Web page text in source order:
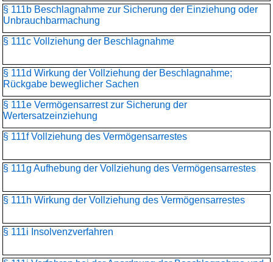
§ 111b Beschlagnahme zur Sicherung der Einziehung oder
Unbrauchbarmachung
§ 111c Vollziehung der Beschlagnahme
§ 111d Wirkung der Vollziehung der Beschlagnahme;
Rückgabe beweglicher Sachen
§ 111e Vermögensarrest zur Sicherung der
Wertersatzeinziehung
§ 111f Vollziehung des Vermögensarrestes
§ 111g Aufhebung der Vollziehung des Vermögensarrestes
§ 111h Wirkung der Vollziehung des Vermögensarrestes
§ 111i Insolvenzverfahren